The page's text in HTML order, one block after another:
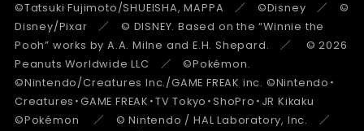
©Tatsuki Fujimoto/SHUEISHA, MAPPA ／ ©Disney ／ ©
Disney/Pixar ／ © DISNEY. Based on the “Winnie the
Pooh” works by A.A. Milne and E.H. Shepard. ／ © 2026
Peanuts Worldwide LLC ／ ©Pokémon.
©Nintendo/Creatures Inc./GAME FREAK inc. ©Nintendo・
Creatures・GAME FREAK・TV Tokyo・ShoPro・JR Kikaku
©Pokémon ／ © Nintendo / HAL Laboratory, Inc. ／